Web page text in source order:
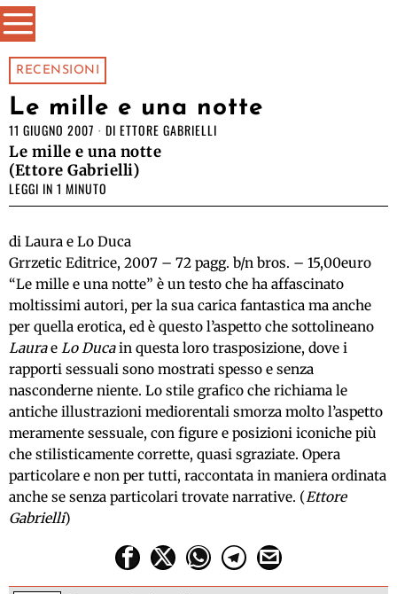
RECENSIONI
Le mille e una notte
11 GIUGNO 2007 DI ETTORE GABRIELLI
Le mille e una notte
(Ettore Gabrielli)
LEGGI IN 1 MINUTO
di Laura e Lo Duca
Grrzetic Editrice, 2007 – 72 pagg. b/n bros. – 15,00euro
“Le mille e una notte” è un testo che ha affascinato
moltissimi autori, per la sua carica fantastica ma anche
per quella erotica, ed è questo l’aspetto che sottolineano
Laurae Lo Ducain questa loro trasposizione, dove i
rapporti sessuali sono mostrati spesso e senza
nasconderne niente. Lo stile grafico che richiama le
antiche illustrazioni mediorentali smorza molto l’aspetto
meramente sessuale, con figure e posizioni iconiche più
che stilisticamente corrette, quasi sgraziate. Opera
particolare e non per tutti, raccontata in maniera ordinata
anche se senza particolari trovate narrative. (Ettore
Gabrielli)